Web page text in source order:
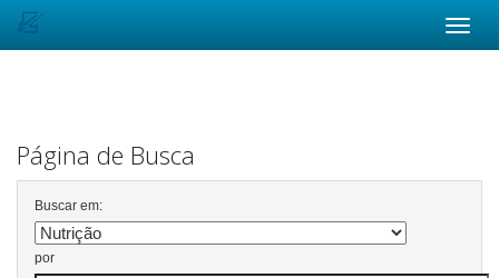
Página de Busca
Buscar em:
por